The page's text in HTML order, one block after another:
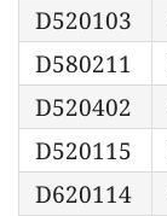
D520103
D580211
D520402
D520115
D620114